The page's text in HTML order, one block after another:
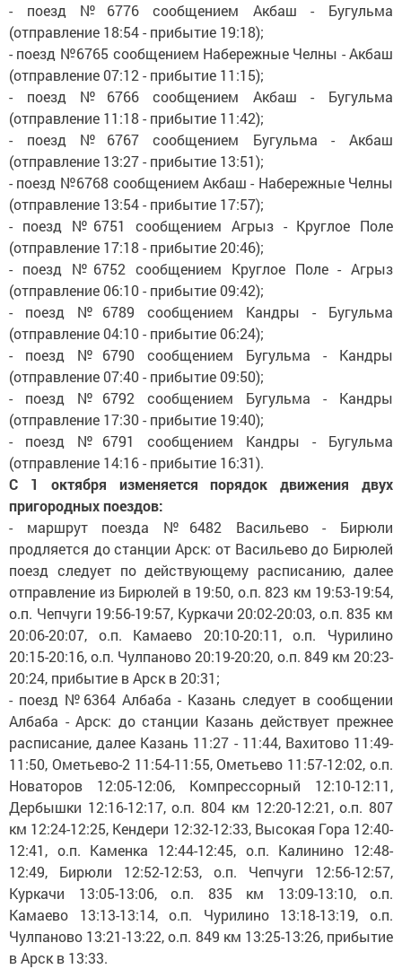
- поезд №6776 сообщением Акбаш - Бугульма
(отправление 18:54 - прибытие 19:18);
- поезд №6765 сообщением Набережные Челны - Акбаш
(отправление 07:12 - прибытие 11:15);
- поезд №6766 сообщением Акбаш - Бугульма
(отправление 11:18 - прибытие 11:42);
- поезд №6767 сообщением Бугульма - Акбаш
(отправление 13:27 - прибытие 13:51);
- поезд №6768 сообщением Акбаш - Набережные Челны
(отправление 13:54 - прибытие 17:57);
- поезд №6751 сообщением Агрыз - Круглое Поле
(отправление 17:18 - прибытие 20:46);
- поезд №6752 сообщением Круглое Поле - Агрыз
(отправление 06:10 - прибытие 09:42);
- поезд №6789 сообщением Кандры - Бугульма
(отправление 04:10 - прибытие 06:24);
- поезд №6790 сообщением Бугульма - Кандры
(отправление 07:40 - прибытие 09:50);
- поезд №6792 сообщением Бугульма - Кандры
(отправление 17:30 - прибытие 19:40);
- поезд №6791 сообщением Кандры - Бугульма
(отправление 14:16 - прибытие 16:31).
С 1 октября изменяется порядок движения двух
пригородных поездов:
- маршрут поезда №6482 Васильево - Бирюли
продляется до станции Арск: от Васильево до Бирюлей
поезд следует по действующему расписанию, далее
отправление из Бирюлей в 19:50, о.п. 823 км 19:53-19:54,
о.п. Чепчуги 19:56-19:57, Куркачи 20:02-20:03, о.п. 835 км
20:06-20:07, о.п. Камаево 20:10-20:11, о.п. Чурилино
20:15-20:16, о.п. Чулпаново 20:19-20:20, о.п. 849 км 20:23-
20:24, прибытие в Арск в 20:31;
- поезд №6364 Албаба - Казань следует в сообщении
Албаба - Арск: до станции Казань действует прежнее
расписание, далее Казань 11:27 - 11:44, Вахитово 11:49-
11:50, Ометьево-2 11:54-11:55, Ометьево 11:57-12:02, о.п.
Новаторов 12:05-12:06, Компрессорный 12:10-12:11,
Дербышки 12:16-12:17, о.п. 804 км 12:20-12:21, о.п. 807
км 12:24-12:25, Кендери 12:32-12:33, Высокая Гора 12:40-
12:41, о.п. Каменка 12:44-12:45, о.п. Калинино 12:48-
12:49, Бирюли 12:52-12:53, о.п. Чепчуги 12:56-12:57,
Куркачи 13:05-13:06, о.п. 835 км 13:09-13:10, о.п.
Камаево 13:13-13:14, о.п. Чурилино 13:18-13:19, о.п.
Чулпаново 13:21-13:22, о.п. 849 км 13:25-13:26, прибытие
в Арск в 13:33.